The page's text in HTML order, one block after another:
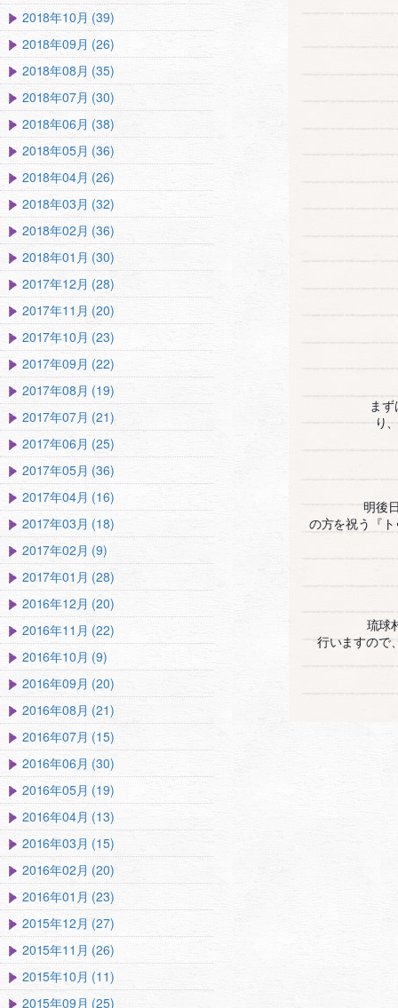
ま
り
明後
の方を祝う『
琉球
行いますので
2018年10月 (39)
2018年09月 (26)
2018年08月 (35)
2018年07月 (30)
2018年06月 (38)
2018年05月 (36)
2018年04月 (26)
2018年03月 (32)
2018年02月 (36)
2018年01月 (30)
2017年12月 (28)
2017年11月 (20)
2017年10月 (23)
2017年09月 (22)
2017年08月 (19)
2017年07月 (21)
2017年06月 (25)
2017年05月 (36)
2017年04月 (16)
2017年03月 (18)
2017年02月 (9)
2017年01月 (28)
2016年12月 (20)
2016年11月 (22)
2016年10月 (9)
2016年09月 (20)
2016年08月 (21)
2016年07月 (15)
2016年06月 (30)
2016年05月 (19)
2016年04月 (13)
2016年03月 (15)
2016年02月 (20)
2016年01月 (23)
2015年12月 (27)
2015年11月 (26)
2015年10月 (11)
2015年09月 (25)